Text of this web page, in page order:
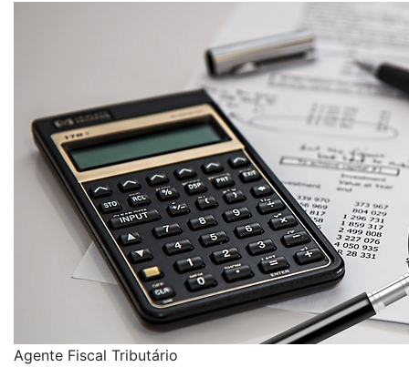
Agente Fiscal Tributário